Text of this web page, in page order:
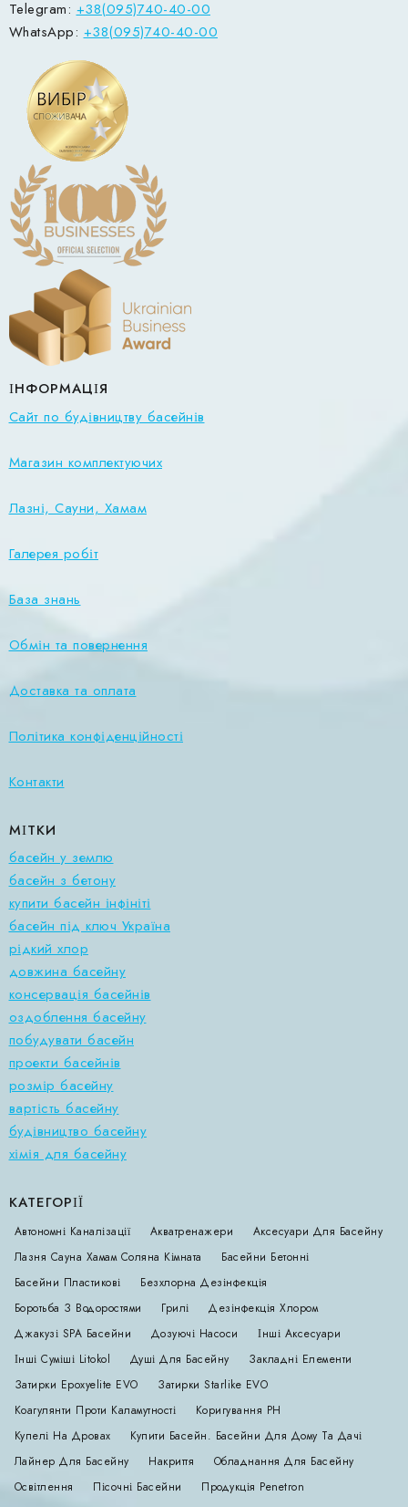
Telegram:+38(095)740-40-00
WhatsApp:+38(095)740-40-00
ІНФОРМАЦІЯ
Сайт по будівництву басейнів
Магазин комплектуючих
Лазні, Сауни, Хамам
Галерея робіт
База знань
Обмін та повернення
Доставка та оплата
Політика конфіденційності
Контакти
МІТКИ
басейн у землю
басейн з бетону
купити басейн інфініті
басейн під ключ Україна
рідкий хлор
довжина басейну
консервація басейнів
оздоблення басейну
побудувати басейн
проекти басейнів
розмір басейну
вартість басейну
будівництво басейну
хімія для басейну
КАТЕГОРІЇ
Автономні Каналізації Акватренажери
Аксесуари Для Басейну
Лазня Сауна Хамам Соляна Кімната
Басейни Бетонні
Басейни Пластикові
Безхлорна Дезінфекція
Боротьба З Водоростями
Грилі
Дезінфекція Хлором
Джакузі SPA Басейни
Дозуючі Насоси
Інші Аксесуари
Інші Суміші Litokol
Душі Для Басейну
Закладні Елементи
Затирки Epoxyelite EVO
Затирки Starlike EVO
Коагулянти Проти Каламутності
Коригування РН
Купелі На Дровах
Купити Басейн. Басейни Для Дому Та Дачі
Лайнер Для Басейну
Накриття
Обладнання Для Басейну
Освітлення
Пісочні Басейни
Продукція Penetron